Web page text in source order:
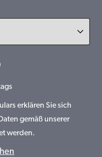
erklären Sie sich
gemäß unserer
werden.